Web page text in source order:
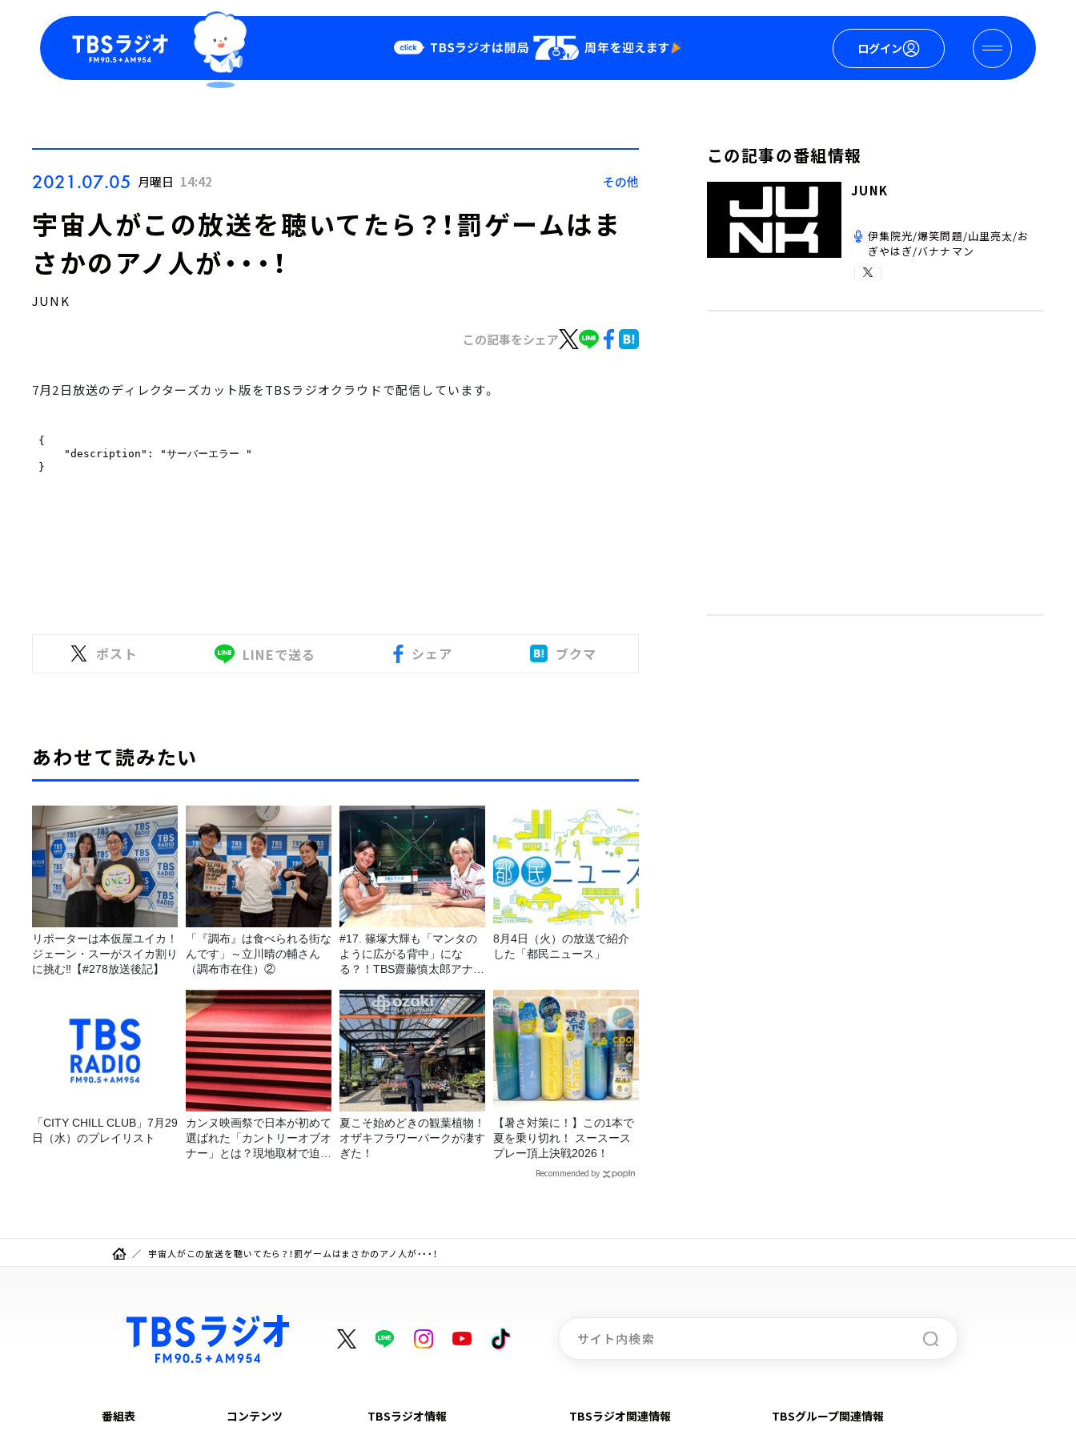
ログイン
Podcast
YouTube
2021.07.05 月曜日 14:42 その他
宇宙人がこの放送を聴いてたら？！罰ゲームはま
さかのアノ人が・・・！
JUNK
この記事をシェア
7月2日放送のディレクターズカット版をTBSラジオクラウドで配信しています。
ポスト LINEで送る シェア ブクマ
あわせて読みたい
リポーターは本仮屋ユイカ！
ジェーン・スーがスイカ割り
に挑む‼【#278放送後記】
「『調布』は食べられる街な
んです」～立川晴の輔さん
（調布市在住）②
#17. 篠塚大輝も「マンタの
ように広がる背中」にな
る？！TBS齋藤慎太郎アナに
力！！
8月4日（火）の放送で紹介
した「都民ニュース」
「CITY CHILL CLUB」7月29
日（水）のプレイリスト
カンヌ映画祭で日本が初めて
選ばれた「カントリーオブオ
ナー」とは？現地取材で迫る
夏こそ始めどきの観葉植物！
オザキフラワーパークが凄す
ぎた！
【暑さ対策に！】この1本で
夏を乗り切れ！ スースース
プレー頂上決戦2026！
Recommended by
この記事の番組情報
JUNK
伊集院光/爆笑問題/山里亮太/お
ぎやはぎ/バナナマン
宇宙人がこの放送を聴いてたら？！罰ゲームはまさかのアノ人が・・・！
番組表 コンテンツ TBSラジオ情報 TBSラジオ関連情報 TBSグループ関連情報